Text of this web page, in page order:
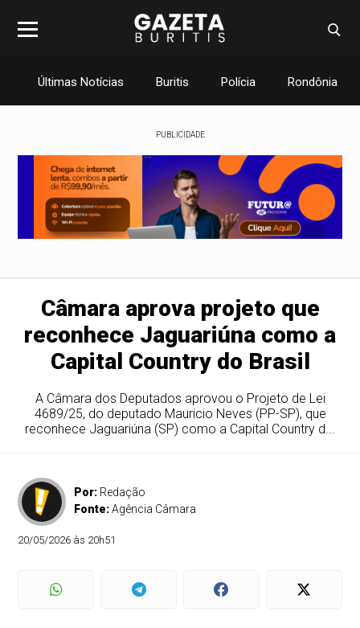
Últimas Notícias Buritis Polícia Rondônia
PUBLICIDADE
Câmara aprova projeto que
reconhece Jaguariúna como a
Capital Country do Brasil
A Câmara dos Deputados aprovou o Projeto de Lei
4689/25, do deputado Mauricio Neves (PP-SP), que
reconhece Jaguariúna (SP) como a Capital Country d...
Por: Redação
Fonte:Agência Câmara
20/05/2026 às 20h51